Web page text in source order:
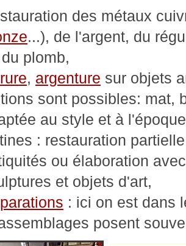
des métaux
...), de l'argent, du
plomb,
, argenture sur objets
sont possibles: mat,
au style et à
: restauration
ou élaboration
et objets d'art,
: ici on est dans
posent